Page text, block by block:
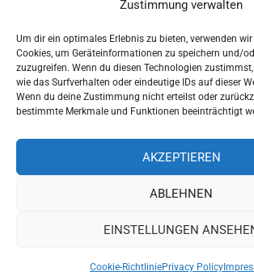
Zustimmung verwalten
Um dir ein optimales Erlebnis zu bieten, verwenden
Cookies, um Geräteinformationen zu speichern und/
zuzugreifen. Wenn du diesen Technologien
wie das Surfverhalten oder eindeutige IDs auf dieser
Wenn du deine Zustimmung nicht erteilst oder
bestimmte Merkmale und Funktionen beeinträchtigt
AKZEPTIEREN
ABLEHNEN
EINSTELLUNGEN
Cookie-RichtliniePrivacy Policy
Eleonorenstraße 20 | 30449
Telefon: +49 511 89 880
Telefax: +49 511 89 880
info[at]aaroon.de